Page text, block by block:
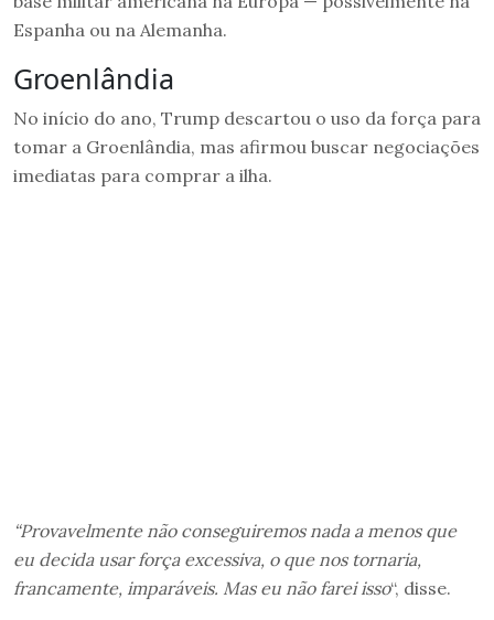
Espanha ou na Alemanha.
Groenlândia
No início do ano, Trump descartou o uso da força para
tomar a Groenlândia, mas afirmou buscar negociações
imediatas para comprar a ilha.
“Provavelmente não conseguiremos nada a menos que
eu decida usar força excessiva, o que nos tornaria,
francamente, imparáveis. Mas eu não farei isso“, disse.